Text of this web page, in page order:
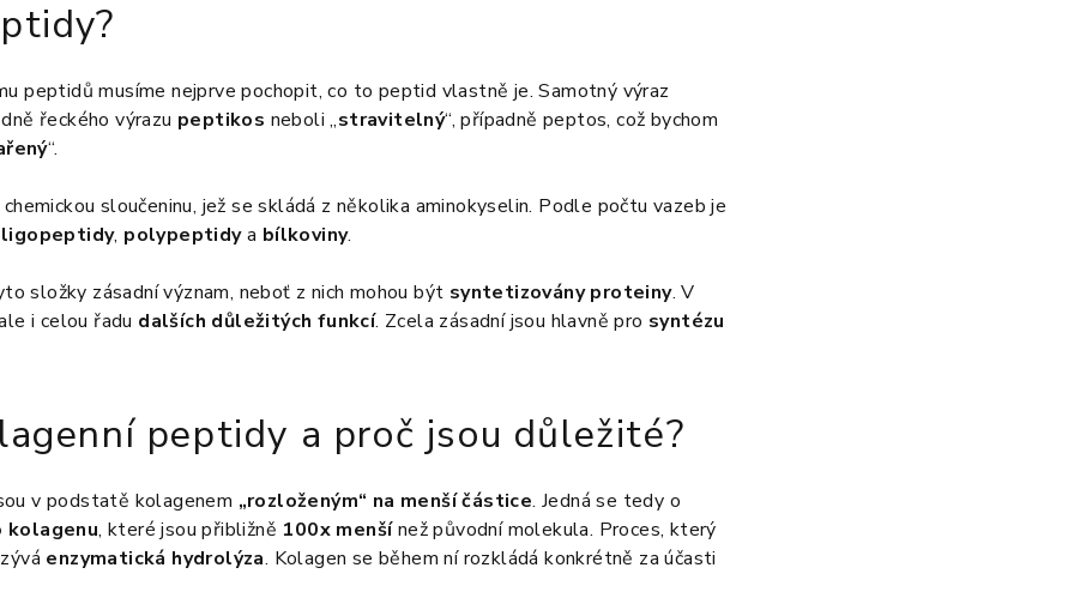
peptidů musíme nejprve pochopit, co to peptid vlastně je. Samotný výraz
řeckého výrazu peptikos neboli „stravitelný“, případně peptos, což bychom
“.
chemickou sloučeninu, jež se skládá z několika aminokyselin. Podle počtu vazeb je
, polypeptidya bílkoviny.
složky zásadní význam, neboť z nich mohou být syntetizovány proteiny. V
i celou řadu dalších důležitých funkcí. Zcela zásadní jsou hlavně pro syntézu
peptidy a proč jsou důležité?
v podstatě kolagenem „rozloženým“ na menší částice. Jedná se tedy o
kolagenu, které jsou přibližně 100x menšínež původní molekula. Proces, který
enzymatická hydrolýza. Kolagen se během ní rozkládá konkrétně za účasti